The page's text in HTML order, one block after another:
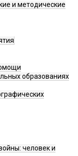
и методические
образованиях
человек и